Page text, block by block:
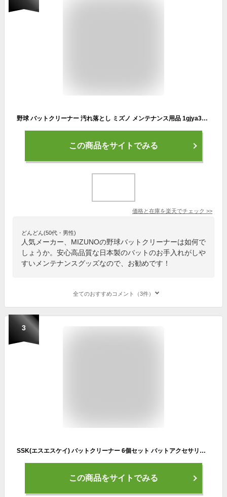
野球 バットクリーナー 汚れ落とし ミズノ メンテナンス用品 1gjya39000
この商品をサイトでみる
価格と在庫を楽天でチェック >>
どんどん(50代・男性)
人気メーカー、MIZUNOの野球バットクリーナーは如何で
しょうか。安心高品質な日本製のバットのお手入れがしや
すいメンテナンスグッズなので、お勧めです！
全てのおすすめコメント（3件）
3
SSK(エスエスケイ) バットクリーナー 6個セット バットアクセサリー 野球 ベースボール スポーツ トレーニング btc24
この商品をサイトでみる